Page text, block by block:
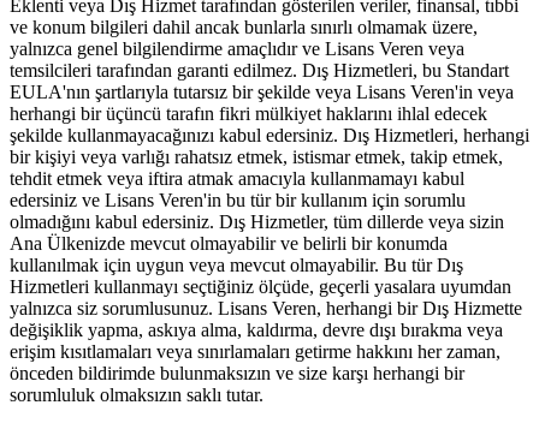
Eklenti veya Dış Hizmet tarafından gösterilen veriler, finansal, tıbbi
ve konum bilgileri dahil ancak bunlarla sınırlı olmamak üzere,
yalnızca genel bilgilendirme amaçlıdır ve Lisans Veren veya
temsilcileri tarafından garanti edilmez. Dış Hizmetleri, bu Standart
EULA'nın şartlarıyla tutarsız bir şekilde veya Lisans Veren'in veya
herhangi bir üçüncü tarafın fikri mülkiyet haklarını ihlal edecek
şekilde kullanmayacağınızı kabul edersiniz. Dış Hizmetleri, herhangi
bir kişiyi veya varlığı rahatsız etmek, istismar etmek, takip etmek,
tehdit etmek veya iftira atmak amacıyla kullanmamayı kabul
edersiniz ve Lisans Veren'in bu tür bir kullanım için sorumlu
olmadığını kabul edersiniz. Dış Hizmetler, tüm dillerde veya sizin
Ana Ülkenizde mevcut olmayabilir ve belirli bir konumda
kullanılmak için uygun veya mevcut olmayabilir. Bu tür Dış
Hizmetleri kullanmayı seçtiğiniz ölçüde, geçerli yasalara uyumdan
yalnızca siz sorumlusunuz. Lisans Veren, herhangi bir Dış Hizmette
değişiklik yapma, askıya alma, kaldırma, devre dışı bırakma veya
erişim kısıtlamaları veya sınırlamaları getirme hakkını her zaman,
önceden bildirimde bulunmaksızın ve size karşı herhangi bir
sorumluluk olmaksızın saklı tutar.